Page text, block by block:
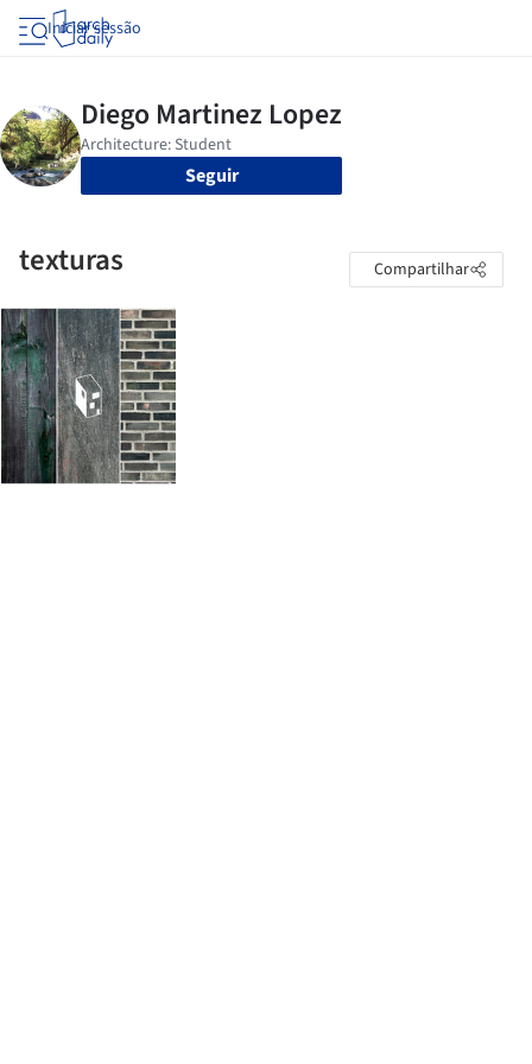
Iniciar sessão
Seguir
texturas Compartilhar